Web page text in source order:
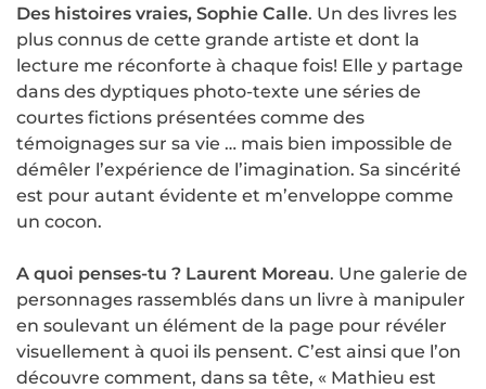
Des histoires vraies, Sophie Calle. Un des livres les
plus connus de cette grande artiste et dont la
lecture me réconforte à chaque fois! Elle y partage
dans des dyptiques photo-texte une séries de
courtes fictions présentées comme des
témoignages sur sa vie … mais bien impossible de
démêler l’expérience de l’imagination. Sa sincérité
est pour autant évidente et m’enveloppe comme
un cocon.
A quoi penses-tu ? Laurent Moreau. Une galerie de
personnages rassemblés dans un livre à manipuler
en soulevant un élément de la page pour révéler
visuellement à quoi ils pensent. C’est ainsi que l’on
découvre comment, dans sa tête, « Mathieu est